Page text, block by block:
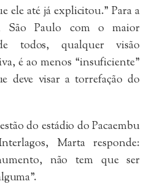
ele até já explicitou.” Para a
São Paulo com o maior
todos, qualquer visão
é ao menos “insuficiente”
deve visar a torrefação do
do estádio do Pacaembu
Marta responde:
não tem que ser